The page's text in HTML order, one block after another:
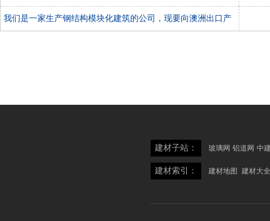
我们是一家生产钢结构模块化建筑的公司，现要向澳洲出口产
建材子站： 玻璃网 铝道网 中
建材索引： 建材地图 建材大全